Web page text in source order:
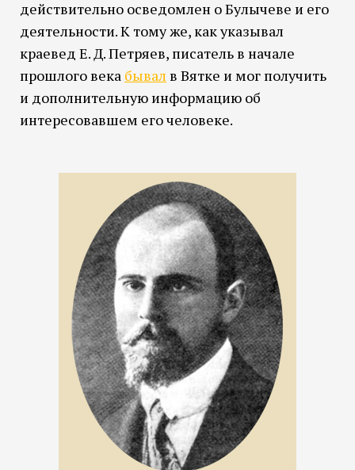
действительно осведомлен о Булычеве и его
деятельности. К тому же, как указывал
краевед Е. Д. Петряев, писатель в начале
прошлого века бывал в Вятке и мог получить
и дополнительную информацию об
интересовавшем его человеке.